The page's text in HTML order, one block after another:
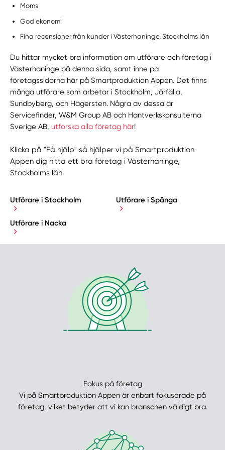
Moms
God ekonomi
Fina recensioner från kunder i Västerhaninge, Stockholms län
Du hittar mycket bra information om utförare och företag i
Västerhaninge på denna sida, samt inne på
företagssidorna här på Smartproduktion Appen. Det finns
många utförare som arbetar i Stockholm, Järfälla,
Sundbyberg, och Hägersten. Några av dessa är
Servicefinder, W&M Group AB och Hantverkskonsulterna
Sverige AB,utforska alla företag här!
Klicka på "Få hjälp" så hjälper vi på Smartproduktion
Appen dig hitta ett bra företag i Västerhaninge,
Stockholms län.
Utförare i Stockholm Utförare i Spånga
Utförare i Nacka
Fokus på företag
Vi på Smartproduktion Appen är enbart fokuserade på
företag, vilket betyder att vi kan branschen väldigt bra.